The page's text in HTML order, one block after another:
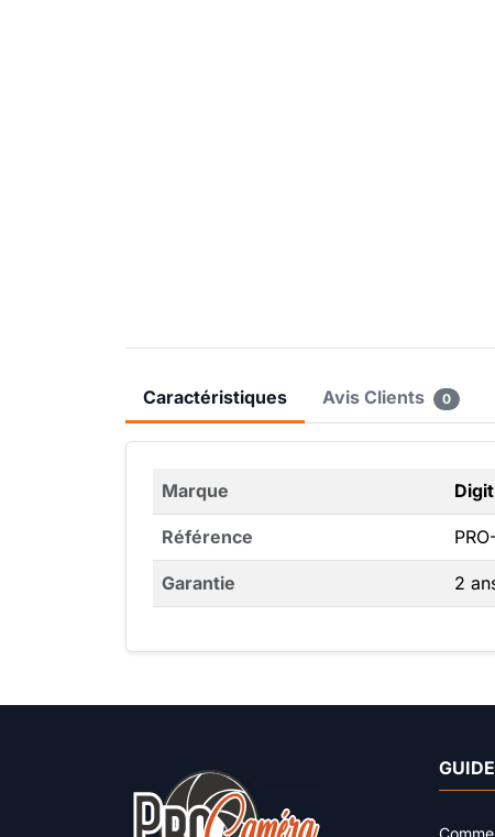
Caractéristiques Avis Clients 0
Marque
Référence
Garantie 2